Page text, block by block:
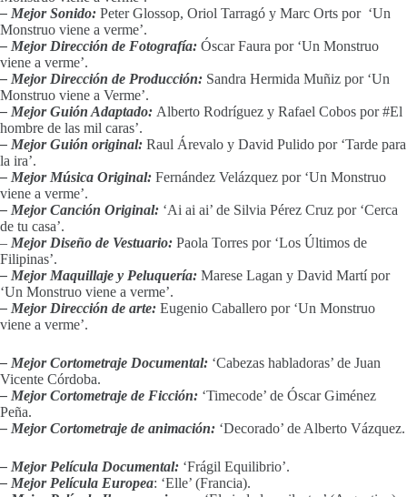
– Mejor Sonido: Peter Glossop, Oriol Tarragó y Marc Orts por ‘Un
Monstruo viene a verme’.
– Mejor Dirección de Fotografía: Óscar Faura por ‘Un Monstruo
viene a verme’.
– Mejor Dirección de Producción: Sandra Hermida Muñiz por ‘Un
Monstruo viene a Verme’.
– Mejor Guión Adaptado: Alberto Rodríguez y Rafael Cobos por #El
hombre de las mil caras’.
– Mejor Guión original: Raul Árevalo y David Pulido por ‘Tarde para
la ira’.
– Mejor Música Original: Fernández Velázquez por ‘Un Monstruo
viene a verme’.
– Mejor Canción Original: ‘Ai ai ai’ de Silvia Pérez Cruz por ‘Cerca
de tu casa’.
– Mejor Diseño de Vestuario: Paola Torres por ‘Los Últimos de
Filipinas’.
– Mejor Maquillaje y Peluquería: Marese Lagan y David Martí por
‘Un Monstruo viene a verme’.
– Mejor Dirección de arte: Eugenio Caballero por ‘Un Monstruo
viene a verme’.
– Mejor Cortometraje Documental: ‘Cabezas habladoras’ de Juan
Vicente Córdoba.
– Mejor Cortometraje de Ficción: ‘Timecode’ de Óscar Giménez
Peña.
– Mejor Cortometraje de animación: ‘Decorado’ de Alberto Vázquez.
– Mejor Película Documental: ‘Frágil Equilibrio’.
– Mejor Película Europea: ‘Elle’ (Francia).